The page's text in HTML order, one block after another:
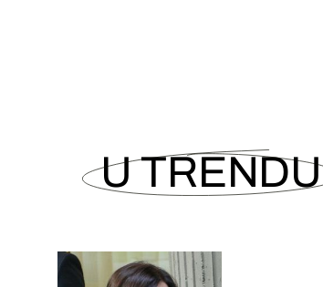
U TRENDU